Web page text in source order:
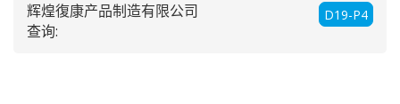
D19-P4
辉煌復康产品制造有限公司
查询: